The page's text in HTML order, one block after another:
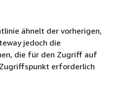
ähnelt der vorherigen,
jedoch die
die für den Zugriff auf
erforderlich